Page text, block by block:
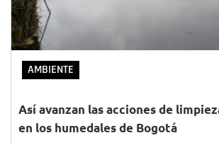
AMBIENTE
Así avanzan las acciones de
en los humedales de Bogotá